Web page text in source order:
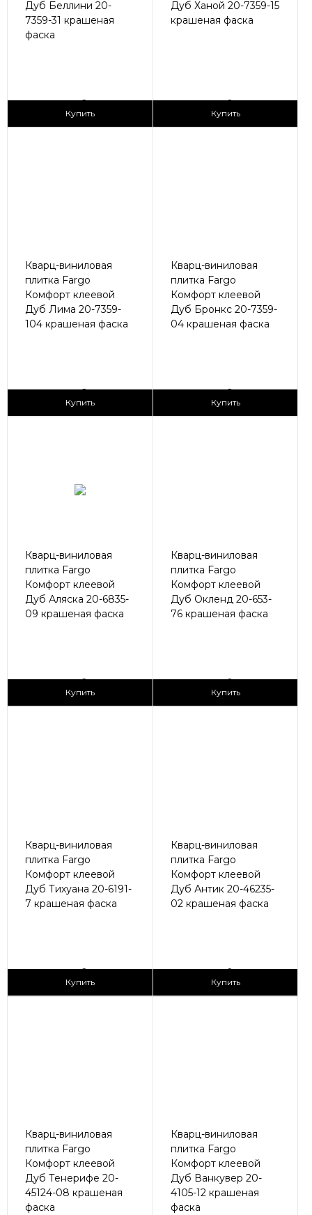
Дуб Беллини 20-
7359-31 крашеная
фаска
2
Купить
Дуб Ханой 20-7359-15
крашеная фаска
2
Купить
Кварц-виниловая
плитка Fargo
Комфорт клеевой
Дуб Лима 20-7359-
104 крашеная фаска
2
Купить
Кварц-виниловая
плитка Fargo
Комфорт клеевой
Дуб Бронкс 20-7359-
04 крашеная фаска
2
Купить
Кварц-виниловая
плитка Fargo
Комфорт клеевой
Дуб Аляска 20-6835-
09 крашеная фаска
2
Купить
Кварц-виниловая
плитка Fargo
Комфорт клеевой
Дуб Окленд 20-653-
76 крашеная фаска
2
Купить
Кварц-виниловая
плитка Fargo
Комфорт клеевой
Дуб Тихуана 20-6191-
7 крашеная фаска
2
Купить
Кварц-виниловая
плитка Fargo
Комфорт клеевой
Дуб Антик 20-46235-
02 крашеная фаска
2
Купить
Кварц-виниловая
плитка Fargo
Комфорт клеевой
Дуб Тенерифе 20-
45124-08 крашеная
фаска
Кварц-виниловая
плитка Fargo
Комфорт клеевой
Дуб Ванкувер 20-
4105-12 крашеная
фаска